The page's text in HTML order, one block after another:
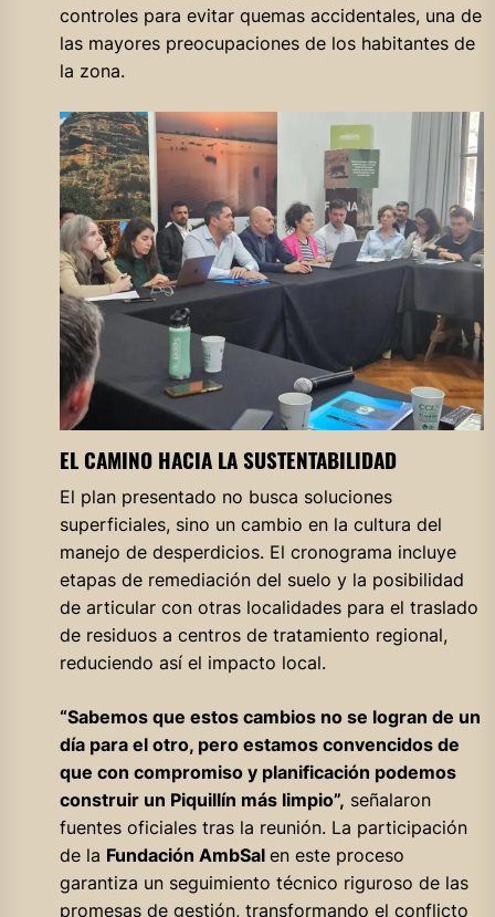
controles para evitar quemas accidentales, una de
las mayores preocupaciones de los habitantes de
la zona.
EL CAMINO HACIA LA SUSTENTABILIDAD
El plan presentado no busca soluciones
superficiales, sino un cambio en la cultura del
manejo de desperdicios. El cronograma incluye
etapas de remediación del suelo y la posibilidad
de articular con otras localidades para el traslado
de residuos a centros de tratamiento regional,
reduciendo así el impacto local.
“Sabemos que estos cambios no se logran de un
día para el otro, pero estamos convencidos de
que con compromiso y planificación podemos
construir un Piquillín más limpio”, señalaron
fuentes oficiales tras la reunión. La participación
de la Fundación AmbSal en este proceso
garantiza un seguimiento técnico riguroso de las
promesas de gestión, transformando el conflicto